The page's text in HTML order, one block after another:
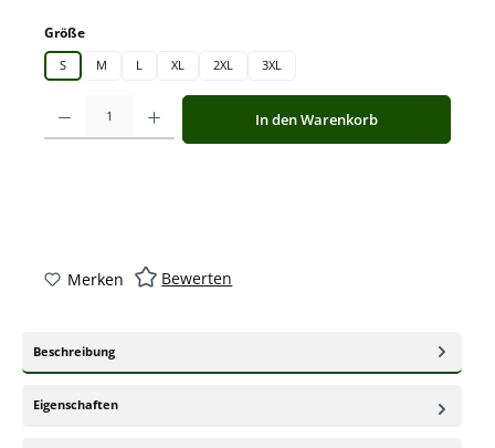
Größeauswählen
S M L XL 2XL 3XL
Produkt Anzahl: Gib den gewünschten Wert ein oder benutze die
In den Warenkorb
Merken Bewerten
Beschreibung
Eigenschaften